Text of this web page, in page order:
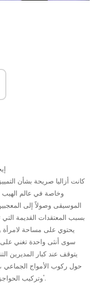
كانت أزاليا صريحة بشأن
وخاصة في عالم الهيب
الموسيقى وصولاً إلى
بسبب المعتقدات القديمة التي
يحتوي على مساحة
سوى أنثى واحدة تغني على
يتوقف عند كبار المديرين
حول ركوب الأمواج الجماعي
وتركيب الحواجز في عروضها لأن 'الناس يحاولون إيقاظي'.